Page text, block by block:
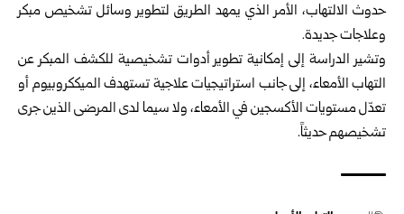
حدوث الالتهاب، الأمر الذي يمهد الطريق لتطوير وسائل تشخيص مبكر
وعلاجات جديدة.
وتشير الدراسة إلى إمكانية تطوير أدوات تشخيصية للكشف المبكر عن
التهاب الأمعاء، إلى جانب استراتيجيات علاجية تستهدف الميككروبيوم أو
تعدّل مستويات الأكسجين في الأمعاء، ولا سيما لدى المرضى الذين جرى
تشخيصهم حديثاً.